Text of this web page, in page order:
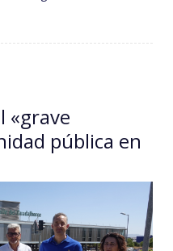
«grave
pública en